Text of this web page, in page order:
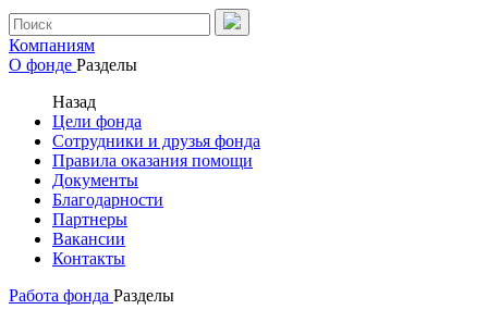
Компаниям
О фонде Разделы
Назад
Цели фонда
Сотрудники и друзья фонда
Правила оказания помощи
Документы
Благодарности
Партнеры
Вакансии
Контакты
Работа фонда Разделы